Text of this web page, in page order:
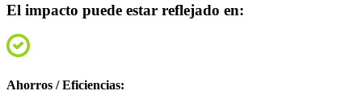
El impacto puede estar reflejado en:
Ahorros / Eficiencias: